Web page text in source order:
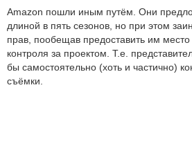
Amazon пошли иным путём. Они
длиной в пять сезонов, но при этом
прав, пообещав предоставить им место
контроля за проектом. Т.е.
бы самостоятельно (хоть и частично)
съёмки.